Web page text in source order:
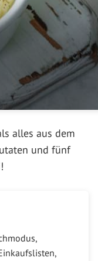
alles aus dem
und fünf